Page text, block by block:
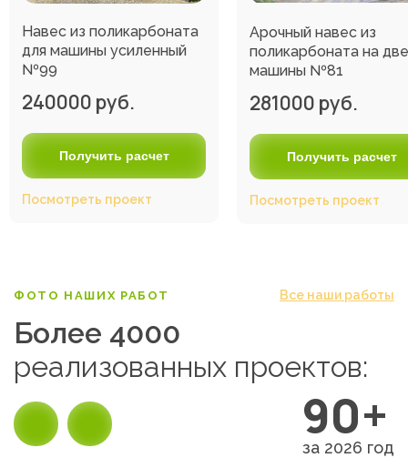
Навес из поликарбоната
для машины усиленный
№99
240000 руб.
Получить расчет
Посмотреть проект
Арочный навес из
поликарбоната на две
машины №81
281000 руб.
Получить расчет
Посмотреть проект
ФОТО НАШИХ РАБОТ Все наши работы
Более 4000
реализованных проектов:
90+
за 2026 год